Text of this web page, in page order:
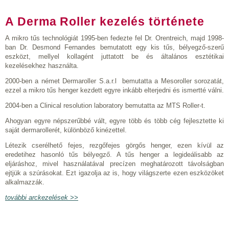
A Derma Roller kezelés története
A mikro tűs technológiát 1995-ben fedezte fel Dr. Orentreich, majd 1998-
ban Dr. Desmond Fernandes bemutatott egy kis tűs, bélyegző-szerű
eszközt, mellyel kollagént juttatott be és általános esztétikai
kezelésekhez használta.
2000-ben a német Dermaroller S.a.r.l bemutatta a Mesoroller sorozatát,
ezzel a mikro tűs henger kezdett egyre inkább elterjedni és ismertté válni.
2004-ben a Clinical resolution laboratory bemutatta az MTS Roller-t.
Ahogyan egyre népszerűbbé vált, egyre több és több cég fejlesztette ki
saját dermarollerét, különböző kinézettel.
Létezik cserélhető fejes, rezgőfejes görgős henger, ezen kívül az
eredetihez hasonló tűs bélyegző. A tűs henger a legideálisabb az
eljáráshoz, mivel használatával precízen meghatározott távolságban
ejtjük a szúrásokat. Ezt igazolja az is, hogy világszerte ezen eszközöket
alkalmazzák.
további arckezelések >>